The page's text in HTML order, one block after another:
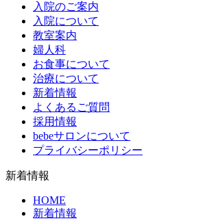
入院のご案内
入院について
教室案内
婦人科
お食事について
治療について
新着情報
よくあるご質問
採用情報
bebeサロンについて
プライバシーポリシー
新着情報
HOME
新着情報